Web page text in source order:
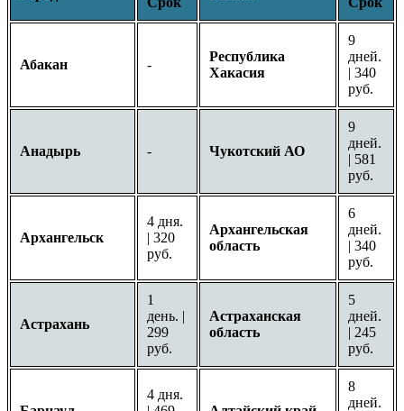
Абакан -
Республика
Хакасия
9
дней.
| 340
руб.
Анадырь - Чукотский АО
9
дней.
| 581
руб.
Архангельск
4 дня.
| 320
руб.
Архангельская
область
6
дней.
| 340
руб.
Астрахань
1
день. |
299
руб.
Астраханская
область
5
дней.
| 245
руб.
4 дня.
8
дней.